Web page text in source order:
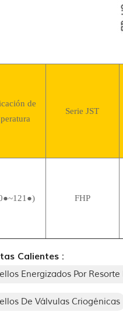
de
Serie JST
FHP
Calientes :
Energizados Por
De Válvulas Criogénicas